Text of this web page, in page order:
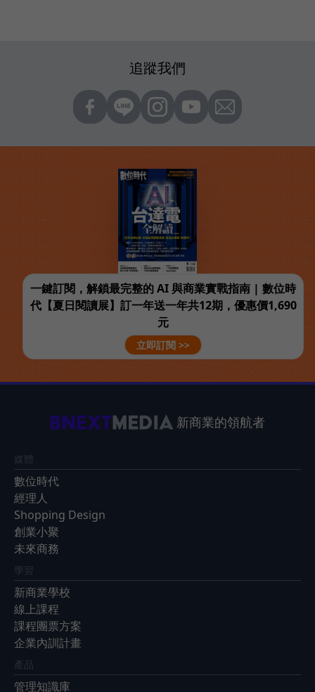
追蹤我們
一鍵訂閱，解鎖最完整的 AI 與商業實戰指南 | 數位時
代【夏日閱讀展】訂一年送一年共12期，優惠價1,690
元
立即訂閱 >>
新商業的領航者
媒體
數位時代
經理人
Shopping Design
創業小聚
未來商務
學習
新商業學校
線上課程
課程團票方案
企業內訓計畫
產品
管理知識庫